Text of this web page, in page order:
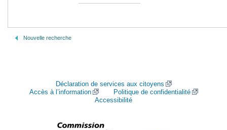
Nouvelle recherche
Déclaration de services aux citoyens
Accès à l’information
Politique de confidentialité
Accessibilité